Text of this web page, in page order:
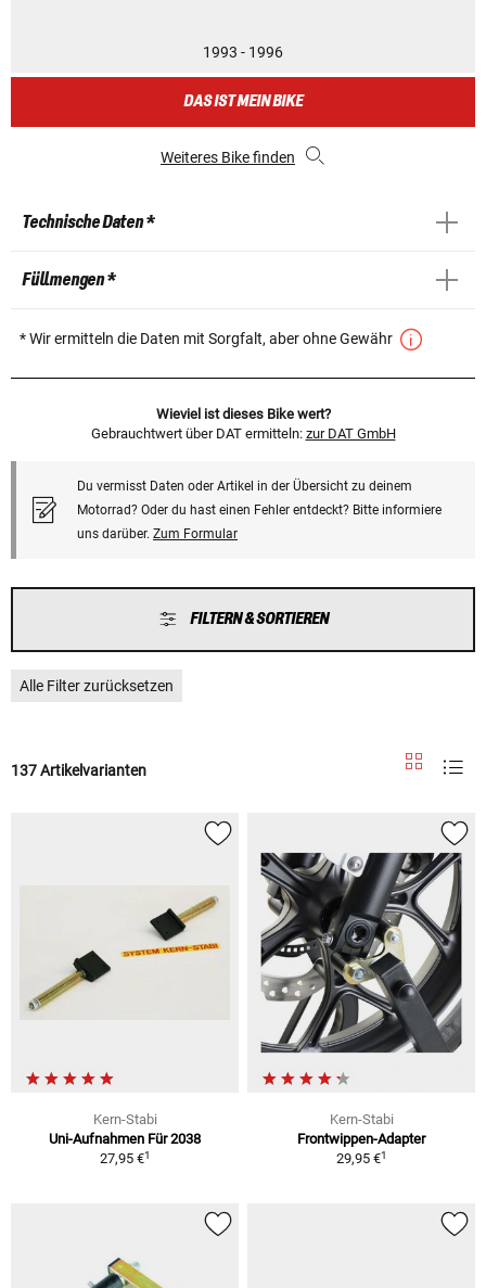
1993 - 1996
DAS IST MEIN BIKE
Weiteres Bike finden
Technische Daten *
Füllmengen *
* Wir ermitteln die Daten mit Sorgfalt, aber ohne Gewähr
Wieviel ist dieses Bike wert?
Gebrauchtwert über DAT ermitteln: zur DAT GmbH
Du vermisst Daten oder Artikel in der Übersicht zu deinem
Motorrad? Oder du hast einen Fehler entdeckt? Bitte informiere
uns darüber. Zum Formular
FILTERN & SORTIEREN
Alle Filter zurücksetzen
137 Artikelvarianten
Kern-Stabi
Uni-Aufnahmen Für 2038
27,95 €1
Kern-Stabi
Frontwippen-Adapter
29,95 €1